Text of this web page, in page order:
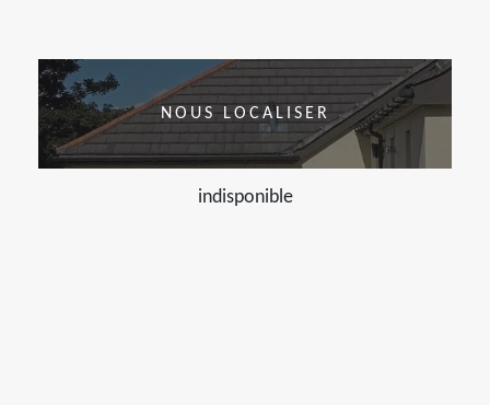
NOUS LOCALISER
indisponible